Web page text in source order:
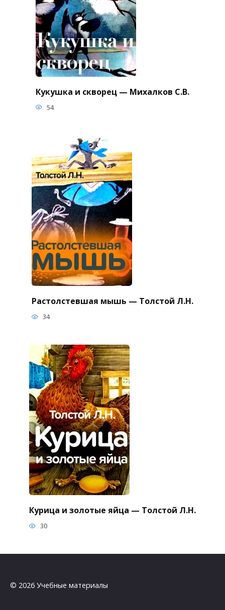
Кукушка и скворец — Михалков С.В.
54
Растолстевшая мышь — Толстой Л.Н.
34
Курица и золотые яйца — Толстой Л.Н.
30
© 2026 Учебные материалы